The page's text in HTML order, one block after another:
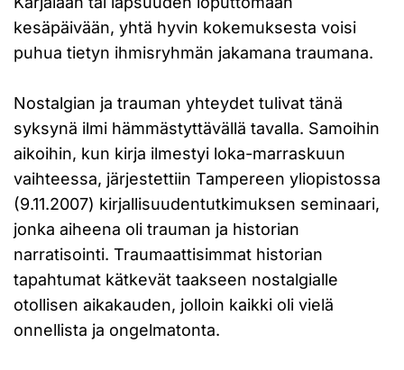
kesäpäivään, yhtä hyvin kokemuksesta voisi
puhua tietyn ihmisryhmän jakamana traumana.
Nostalgian ja trauman yhteydet tulivat tänä
syksynä ilmi hämmästyttävällä tavalla. Samoihin
aikoihin, kun kirja ilmestyi loka-marraskuun
vaihteessa, järjestettiin Tampereen yliopistossa
(9.11.2007) kirjallisuudentutkimuksen seminaari,
jonka aiheena oli trauman ja historian
narratisointi. Traumaattisimmat historian
tapahtumat kätkevät taakseen nostalgialle
otollisen aikakauden, jolloin kaikki oli vielä
onnellista ja ongelmatonta.